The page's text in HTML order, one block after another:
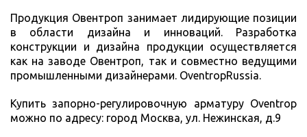
Продукция Овентроп занимает лидирующие позиции
в области дизайна и инноваций. Разработка
конструкции и дизайна продукции осуществляется
как на заводе Овентроп, так и совместно ведущими
промышленными дизайнерами. OventropRussia.
Купить запорно-регулировочную арматуру Oventrop
можно по адресу: город Москва, ул. Нежинская, д.9